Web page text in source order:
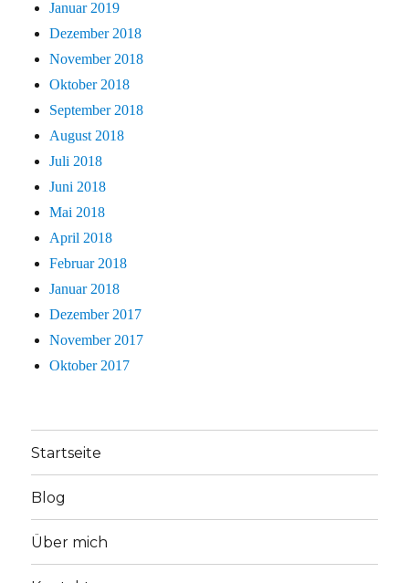
Januar 2019
Dezember 2018
November 2018
Oktober 2018
September 2018
August 2018
Juli 2018
Juni 2018
Mai 2018
April 2018
Februar 2018
Januar 2018
Dezember 2017
November 2017
Oktober 2017
Startseite
Blog
Über mich